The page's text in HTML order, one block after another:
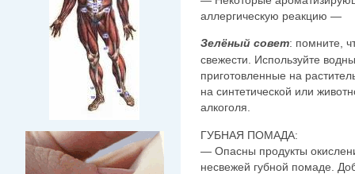
аллергическую реакцию —
Зелёный совет: помните,
свежести. Используйте
приготовленные на
на синтетической или
алкоголя.
ГУБНАЯ ПОМАДА:
— Опасны продукты
несвежей губной помаде.